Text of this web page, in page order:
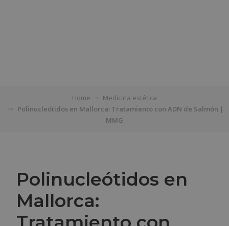
Home
Medicina estética
Polinucleótidos en Mallorca: Tratamiento con ADN de Salmón |
MMG
Polinucleótidos en
Mallorca: